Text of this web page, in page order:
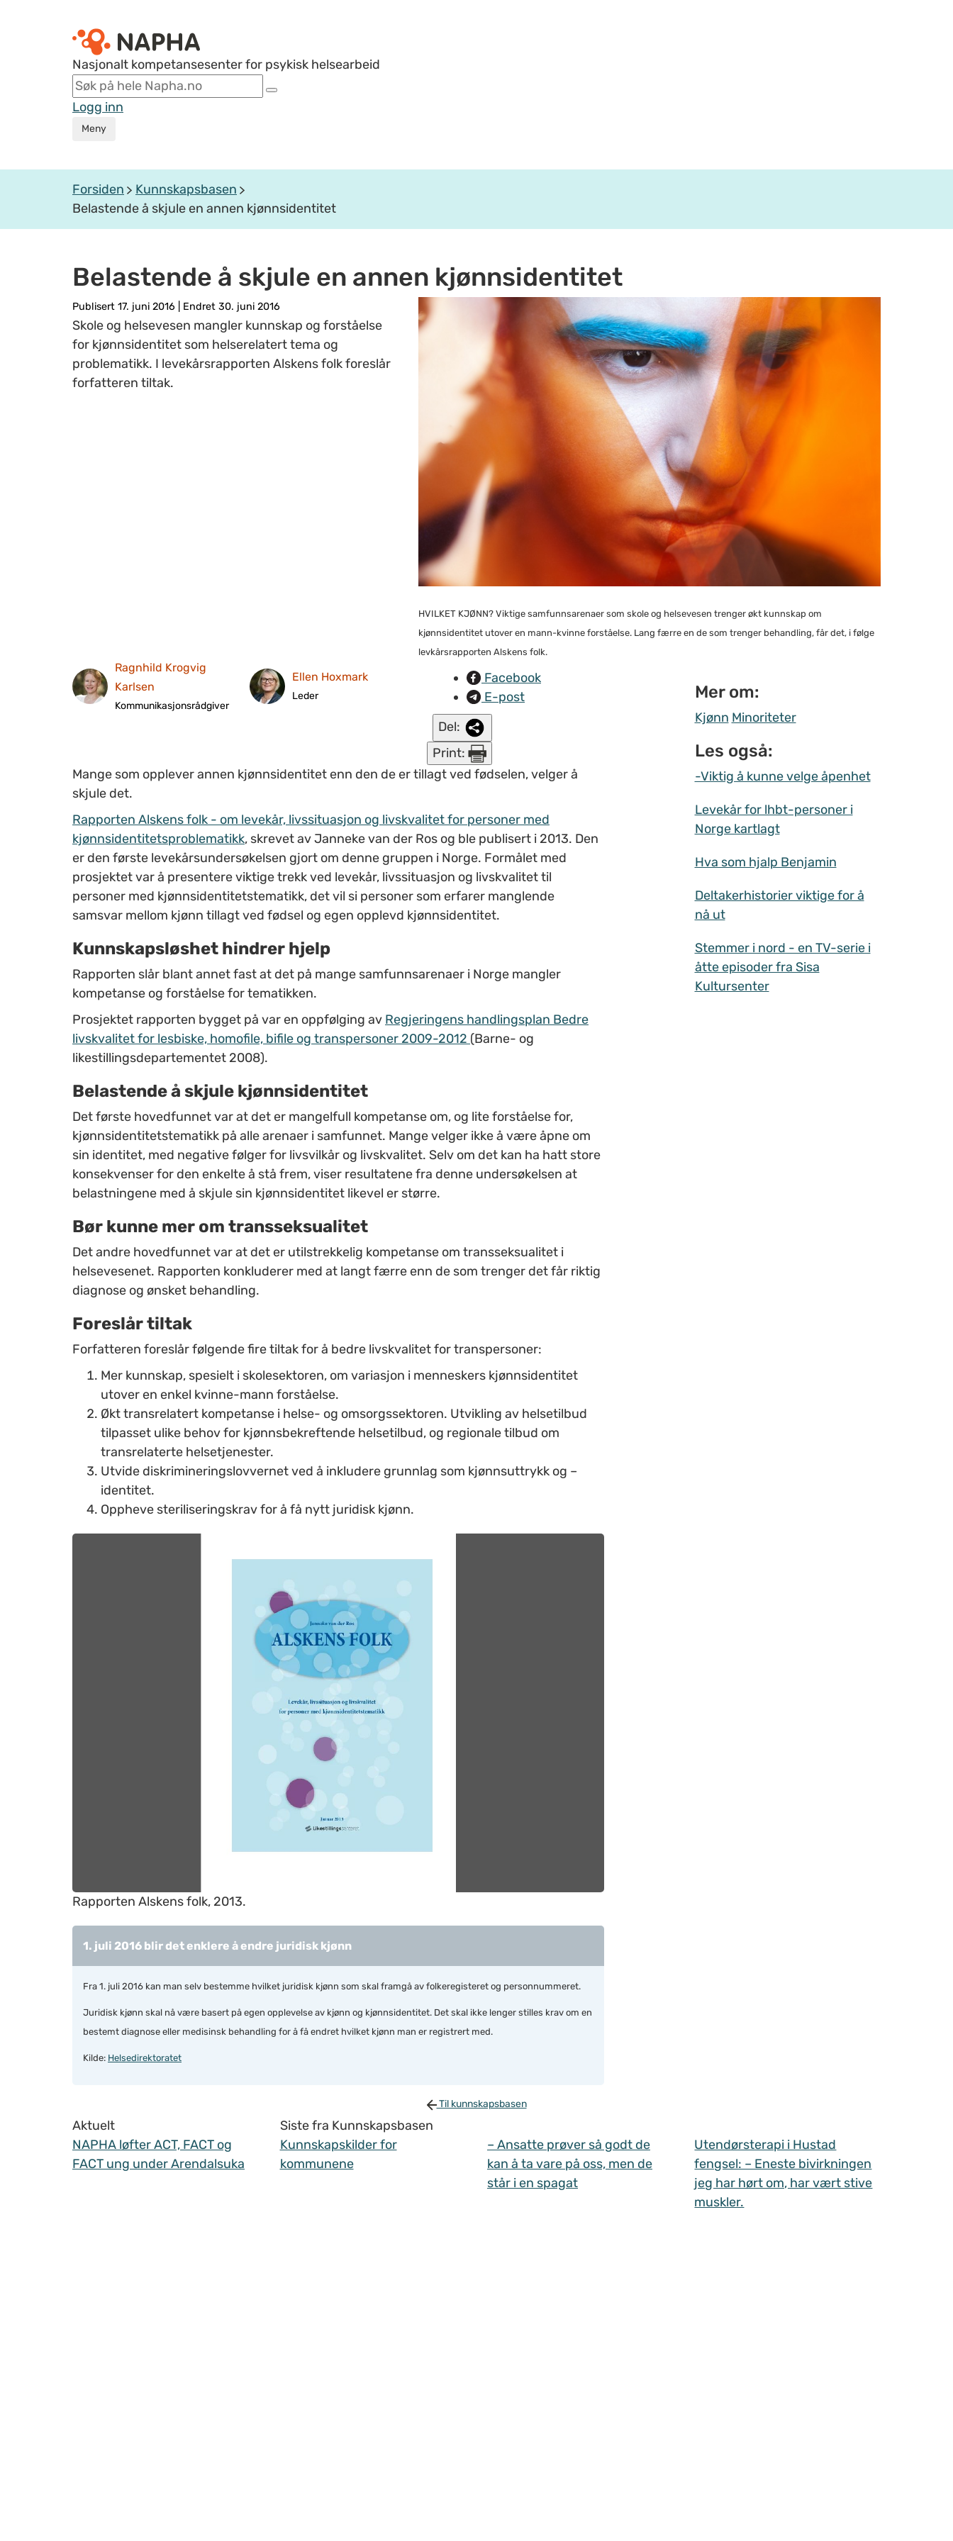
Nasjonalt kompetansesenter for psykisk helsearbeid
Logg inn
Meny
Forsiden
Kunnskapsbasen
Belastende å skjule en annen kjønnsidentitet
Belastende å skjule en annen kjønnsidentitet
Publisert 17. juni 2016 Endret 30. juni 2016
Skole og helsevesen mangler kunnskap og forståelse
for kjønnsidentitet som helserelatert tema og
problematikk. I levekårsrapporten Alskens folk foreslår
forfatteren tiltak.
HVILKET KJØNN? Viktige samfunnsarenaer som skole og helsevesen trenger økt kunnskap om
kjønnsidentitet utover en mann-kvinne forståelse. Lang færre en de som trenger behandling, får det, i følge
levkårsrapporten Alskens folk.
Ragnhild Krogvig
Karlsen
Kommunikasjonsrådgiver
Ellen Hoxmark
Leder
Facebook
E-post
Del:
Print:
Mange som opplever annen kjønnsidentitet enn den de er tillagt ved fødselen, velger å
skjule det.
Rapporten Alskens folk - om levekår, livssituasjon og livskvalitet for personer med
kjønnsidentitetsproblematikk, skrevet av Janneke van der Ros og ble publisert i 2013. Den
er den første levekårsundersøkelsen gjort om denne gruppen i Norge. Formålet med
prosjektet var å presentere viktige trekk ved levekår, livssituasjon og livskvalitet til
personer med kjønnsidentitetstematikk, det vil si personer som erfarer manglende
samsvar mellom kjønn tillagt ved fødsel og egen opplevd kjønnsidentitet.
Kunnskapsløshet hindrer hjelp
Rapporten slår blant annet fast at det på mange samfunnsarenaer i Norge mangler
kompetanse og forståelse for tematikken.
Prosjektet rapporten bygget på var en oppfølging av Regjeringens handlingsplan Bedre
livskvalitet for lesbiske, homofile, bifile og transpersoner 2009-2012 (Barne- og
likestillingsdepartementet 2008).
Belastende å skjule kjønnsidentitet
Det første hovedfunnet var at det er mangelfull kompetanse om, og lite forståelse for,
kjønnsidentitetstematikk på alle arenaer i samfunnet. Mange velger ikke å være åpne om
sin identitet, med negative følger for livsvilkår og livskvalitet. Selv om det kan ha hatt store
konsekvenser for den enkelte å stå frem, viser resultatene fra denne undersøkelsen at
belastningene med å skjule sin kjønnsidentitet likevel er større.
Bør kunne mer om transseksualitet
Det andre hovedfunnet var at det er utilstrekkelig kompetanse om transseksualitet i
helsevesenet. Rapporten konkluderer med at langt færre enn de som trenger det får riktig
diagnose og ønsket behandling.
Foreslår tiltak
Forfatteren foreslår følgende fire tiltak for å bedre livskvalitet for transpersoner:
Mer kunnskap, spesielt i skolesektoren, om variasjon i menneskers kjønnsidentitet
utover en enkel kvinne-mann forståelse.
Økt transrelatert kompetanse i helse- og omsorgssektoren. Utvikling av helsetilbud
tilpasset ulike behov for kjønnsbekreftende helsetilbud, og regionale tilbud om
transrelaterte helsetjenester.
Utvide diskrimineringslovvernet ved å inkludere grunnlag som kjønnsuttrykk og –
identitet.
Oppheve steriliseringskrav for å få nytt juridisk kjønn.
Rapporten Alskens folk, 2013.
1. juli 2016 blir det enklere å endre juridisk kjønn
Fra 1. juli 2016 kan man selv bestemme hvilket juridisk kjønn som skal framgå av folkeregisteret og personnummeret.
Juridisk kjønn skal nå være basert på egen opplevelse av kjønn og kjønnsidentitet. Det skal ikke lenger stilles krav om en
bestemt diagnose eller medisinsk behandling for å få endret hvilket kjønn man er registrert med.
Kilde: Helsedirektoratet
Mer om:
Kjønn Minoriteter
Les også:
-Viktig å kunne velge åpenhet
Levekår for lhbt-personer i
Norge kartlagt
Hva som hjalp Benjamin
Deltakerhistorier viktige for å
nå ut
Stemmer i nord - en TV-serie i
åtte episoder fra Sisa
Kultursenter
Til kunnskapsbasen
Aktuelt
NAPHA løfter ACT, FACT og
FACT ung under Arendalsuka
Siste fra Kunnskapsbasen
Kunnskapskilder for
kommunene
– Ansatte prøver så godt de
kan å ta vare på oss, men de
står i en spagat
Utendørsterapi i Hustad
fengsel: – Eneste bivirkningen
jeg har hørt om, har vært stive
muskler.